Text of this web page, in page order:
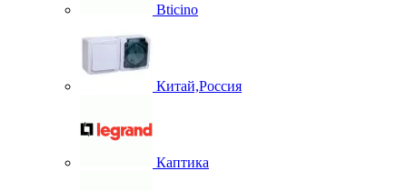
Bticino
Китай,Россия
Каптика